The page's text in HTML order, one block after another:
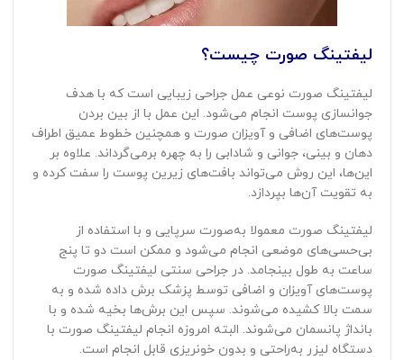
لیفتینگ صورت چیست؟
لیفتینگ صورت نوعی عمل جراحی زیبایی است که با هدف
جوانسازی پوست انجام می‌شود. این عمل با از بین بردن
پوست‌های اضافی و آویزان صورت و همچنین خطوط عمیق اطراف
دهان و بینی، جوانی و شادابی را به چهره برمی‌گرداند. علاوه بر
این‌ها، این روش می‌تواند بافت‌های زیرین پوست را سفت کرده و
به تقویت آن‌ها بپردازد.
لیفتینگ صورت معمولا به‌صورت سرپایی و با استفاده از
بی‌حسی‌های موضعی انجام می‌شود و ممکن است دو تا پنج
ساعت به طول بینجامد. در جراحی سنتی لیفتینگ صورت
پوست‌های آویزان و اضافی توسط پزشک برش داده شده و به
سمت بالا کشیده می‌شوند. سپس این برش‌ها بخیه شده و با
بانداژ پانسمان می‌شوند. البته امروزه انجام لیفتینگ صورت با
دستگاه لیزر به‌راحتی و بدون خونریزی قابل انجام است.